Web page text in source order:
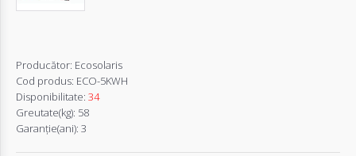
Producător: Ecosolaris
Cod produs: ECO-5KWH
Disponibilitate: 34
Greutate(kg): 58
Garanţie(ani): 3